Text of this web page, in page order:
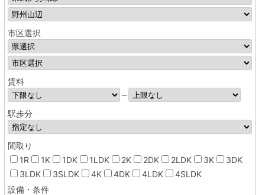
市区選択
賃料
～
駅歩分
間取り
1R
1K 1DK 1LDK 2K 2DK 2LDK 3K
3DK
3LDK
3SLDK 4K 4DK 4LDK
4SLDK
設備・条件